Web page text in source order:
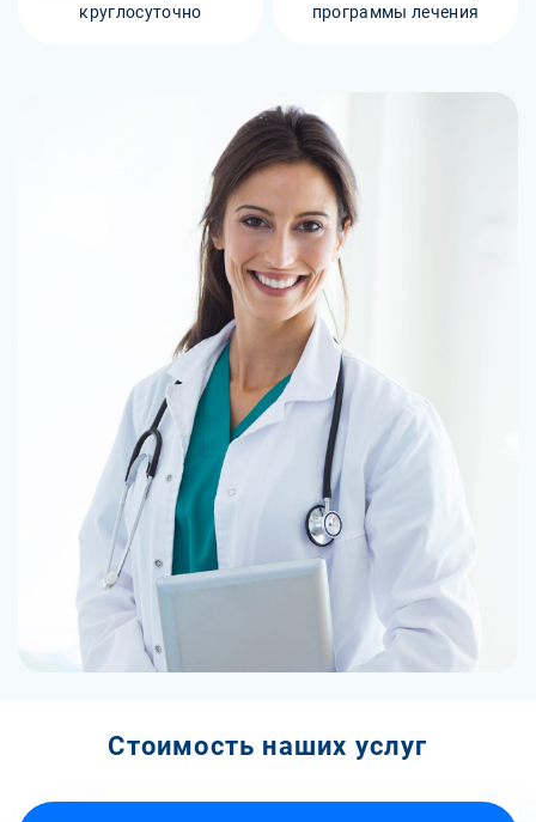
круглосуточно
программы лечения
Стоимость наших услуг